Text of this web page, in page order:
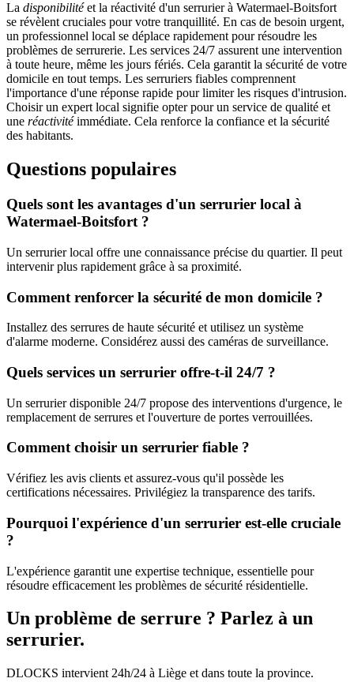
La disponibilitéet la réactivité d'un serrurier à Watermael-Boitsfort
se révèlent cruciales pour votre tranquillité. En cas de besoin urgent,
un professionnel local se déplace rapidement pour résoudre les
problèmes de serrurerie. Les services 24/7 assurent une intervention
à toute heure, même les jours fériés. Cela garantit la sécurité de votre
domicile en tout temps. Les serruriers fiables comprennent
l'importance d'une réponse rapide pour limiter les risques d'intrusion.
Choisir un expert local signifie opter pour un service de qualité et
une réactivitéimmédiate. Cela renforce la confiance et la sécurité
des habitants.
Questions populaires
Quels sont les avantages d'un serrurier local à
Watermael-Boitsfort ?
Un serrurier local offre une connaissance précise du quartier. Il peut
intervenir plus rapidement grâce à sa proximité.
Comment renforcer la sécurité de mon domicile ?
Installez des serrures de haute sécurité et utilisez un système
d'alarme moderne. Considérez aussi des caméras de surveillance.
Quels services un serrurier offre-t-il 24/7 ?
Un serrurier disponible 24/7 propose des interventions d'urgence, le
remplacement de serrures et l'ouverture de portes verrouillées.
Comment choisir un serrurier fiable ?
Vérifiez les avis clients et assurez-vous qu'il possède les
certifications nécessaires. Privilégiez la transparence des tarifs.
Pourquoi l'expérience d'un serrurier est-elle cruciale
?
L'expérience garantit une expertise technique, essentielle pour
résoudre efficacement les problèmes de sécurité résidentielle.
Un problème de serrure ? Parlez à un
serrurier.
DLOCKS intervient 24h/24 à Liège et dans toute la province.